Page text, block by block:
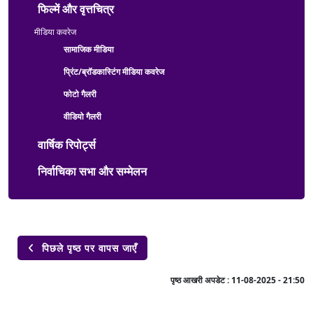
फिल्में और वृत्तचित्र
मीडिया कवरेज
सामाजिक मीडिया
प्रिंट/ब्रॉडकास्टिंग मीडिया कवरेज
फोटो गैलरी
वीडियो गैलरी
वार्षिक रिपोर्ट्स
निर्वाचिका सभा और सम्मेलन
 पिछले पृष्ठ पर वापस जाएँ
पृष्ठ आखरी अपडेट : 11-08-2025 - 21:50